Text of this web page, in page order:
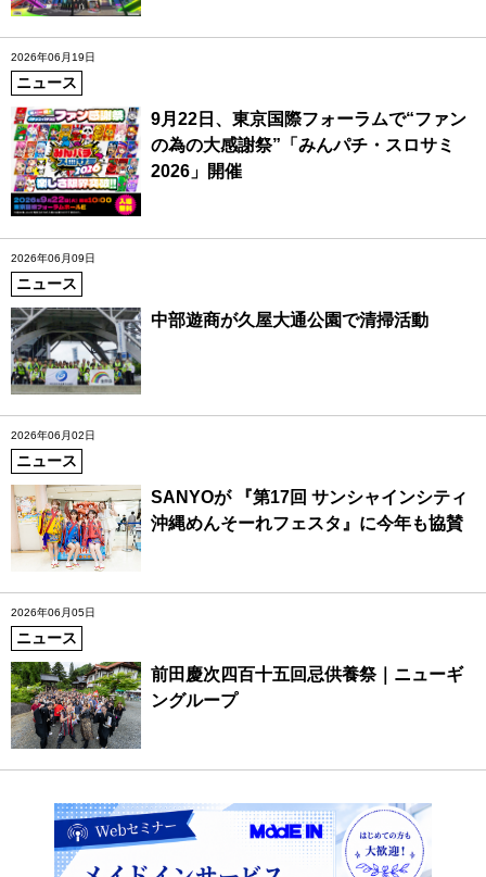
2026年06月19日
ニュース
9月22日、東京国際フォーラムで“ファン
の為の大感謝祭”「みんパチ・スロサミ
2026」開催
2026年06月09日
ニュース
中部遊商が久屋大通公園で清掃活動
2026年06月02日
ニュース
SANYOが 『第17回 サンシャインシティ
沖縄めんそーれフェスタ』に今年も協賛
2026年06月05日
ニュース
前田慶次四百十五回忌供養祭｜ニューギ
ングループ